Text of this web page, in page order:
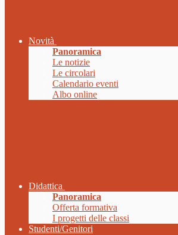
Novità
Panoramica
Le notizie
Le circolari
Calendario eventi
Albo online
Didattica
Panoramica
Offerta formativa
I progetti delle classi
Studenti/Genitori